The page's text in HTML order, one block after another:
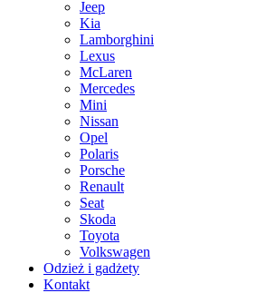
Jeep
Kia
Lamborghini
Lexus
McLaren
Mercedes
Mini
Nissan
Opel
Polaris
Porsche
Renault
Seat
Skoda
Toyota
Volkswagen
Odzież i gadżety
Kontakt